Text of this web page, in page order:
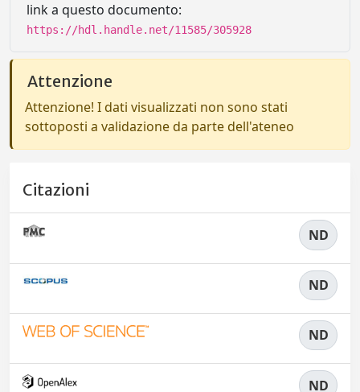
link a questo documento:
https://hdl.handle.net/11585/305928
Attenzione
Attenzione! I dati visualizzati non sono stati
sottoposti a validazione da parte dell'ateneo
Citazioni
ND
ND
ND
ND